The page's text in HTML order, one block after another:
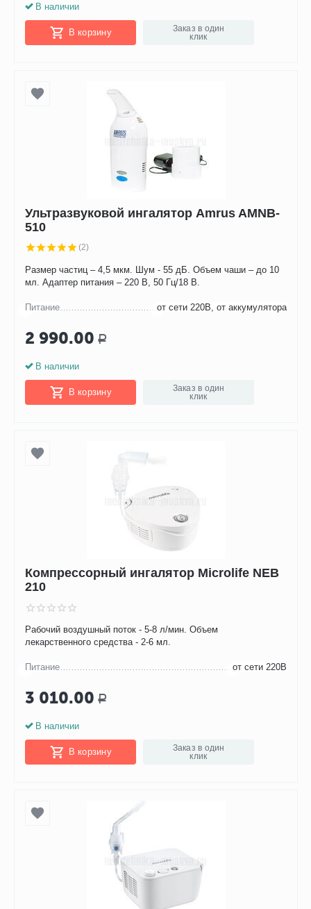
В наличии
В корзину
Заказ в один
клик
Ультразвуковой ингалятор Amrus AMNB-
510
(2)
Размер частиц – 4,5 мкм. Шум - 55 дБ. Объем чаши – до 10
мл. Адаптер питания – 220 В, 50 Гц/18 В.
Питание от сети 220В, от аккумулятора
2 990.00 Р
В наличии
В корзину
Заказ в один
клик
Компрессорный ингалятор Microlife NEB
210
Рабочий воздушный поток - 5-8 л/мин. Объем
лекарственного средства - 2-6 мл.
Питание от сети 220В
3 010.00 Р
В наличии
В корзину
Заказ в один
клик